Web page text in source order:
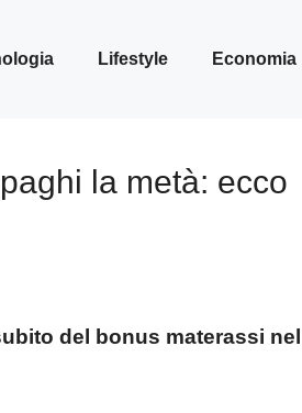
Lifestyle Economia
la metà: ecco
del bonus materassi nel